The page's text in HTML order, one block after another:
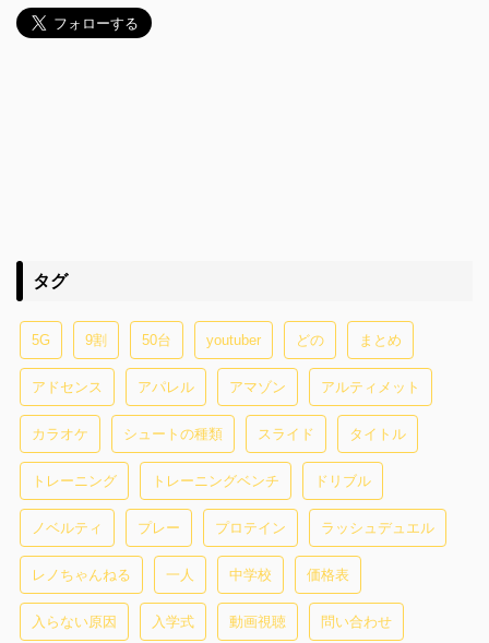
タグ
5G 9割 50台 youtuber どの まとめ
アドセンス アパレル アマゾン アルティメット
カラオケ シュートの種類 スライド タイトル
トレーニング トレーニングベンチ ドリブル
ノベルティ プレー プロテイン ラッシュデュエル
レノちゃんねる 一人 中学校 価格表
入らない原因 入学式 動画視聴 問い合わせ